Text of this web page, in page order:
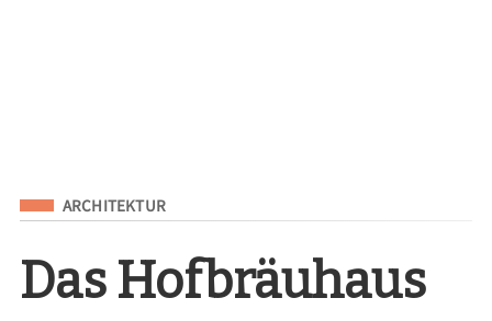
Eingeordnet unter
ARCHITEKTUR
Das Hofbräuhaus